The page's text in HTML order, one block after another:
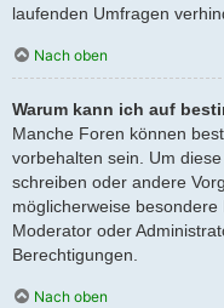
laufenden Umfragen
Nach oben
Warum kann ich auf
Manche Foren können
vorbehalten sein. Um
schreiben oder andere
möglicherweise
Moderator oder
Berechtigungen.
Nach oben